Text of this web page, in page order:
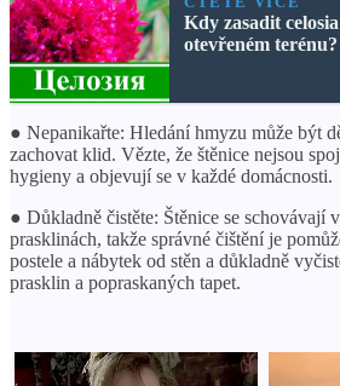
Kdy zasadit
otevřeném terénu?
● Nepanikařte: Hledání hmyzu může být
zachovat klid. Vězte, že štěnice nejsou
hygieny a objevují se v každé domácnosti.
● Důkladně čistěte: Štěnice se schovávají
prasklinách, takže správné čištění je
postele a nábytek od stěn a důkladně
prasklin a popraskaných tapet.